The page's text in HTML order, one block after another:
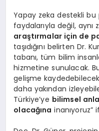
Yapay zeka destekli
faydalarıyla değil, aynı
araştırmalar için de
taşıdığını belirten Dr.
tabanı, tüm bilim
hizmetine sunulacak.
gelişme
daha yakından
Türkiye’ye bilimsel
olacağına inanıyoruz”